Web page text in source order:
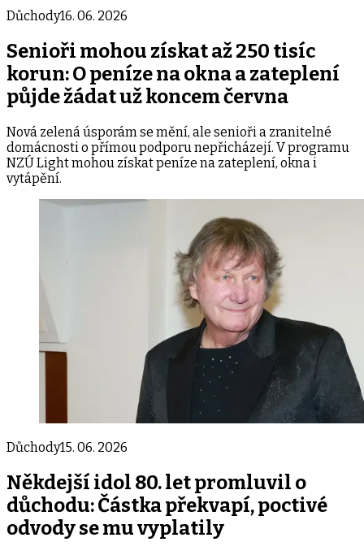
Důchody16. 06. 2026
Senioři mohou získat až 250 tisíc
korun: O peníze na okna a zateplení
půjde žádat už koncem června
Nová zelená úsporám se mění, ale senioři a zranitelné
domácnosti o přímou podporu nepřicházejí. V programu
NZÚ Light mohou získat peníze na zateplení, okna i
vytápění.
Důchody15. 06. 2026
Někdejší idol 80. let promluvil o
důchodu: Částka překvapí, poctivé
odvody se mu vyplatily